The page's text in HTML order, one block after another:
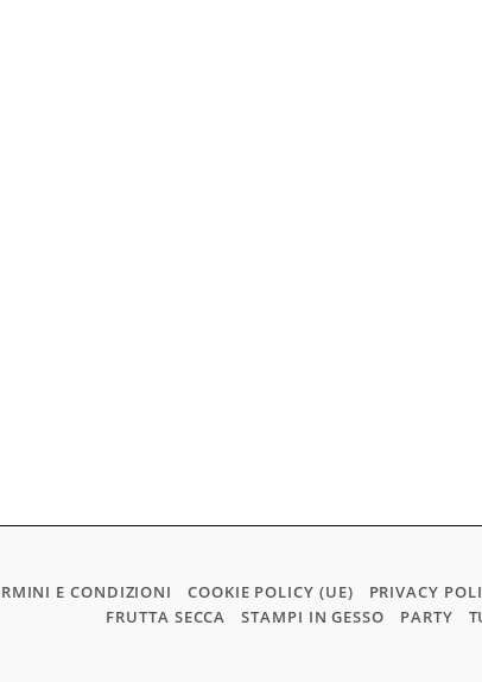
E CONDIZIONI COOKIE POLICY (UE) PRIVACY
FRUTTA SECCA
STAMPI IN GESSO PARTY